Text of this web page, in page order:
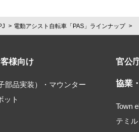
電動アシスト自転車「PAS」ラインナップ
様向け
部品実装）・マウンター
ット
官公
協業
Town
テミ